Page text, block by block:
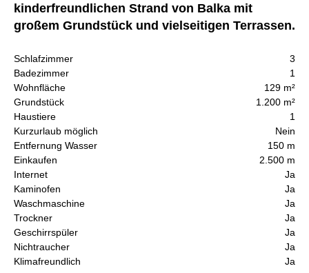
kinderfreundlichen Strand von Balka mit
großem Grundstück und vielseitigen Terrassen.
Schlafzimmer
3
Badezimmer
1
Wohnfläche
129 m²
Grundstück
1.200 m²
Haustiere
1
Kurzurlaub möglich
Nein
Entfernung Wasser
150 m
Einkaufen
2.500 m
Internet
Ja
Kaminofen
Ja
Waschmaschine
Ja
Trockner
Ja
Geschirrspüler
Ja
Nichtraucher
Ja
Klimafreundlich
Ja